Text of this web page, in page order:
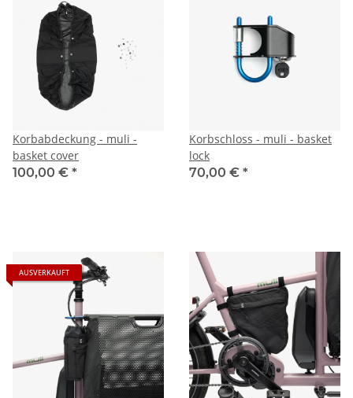
Korbabdeckung - muli -
basket cover
100,00 € *
Korbschloss - muli - basket
lock
70,00 € *
AUSVERKAUFT